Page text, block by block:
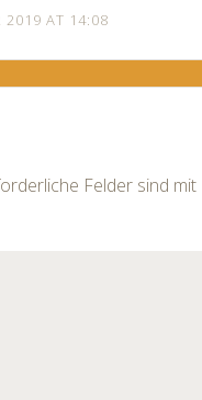
2019 AT 14:08
Felder sind mit